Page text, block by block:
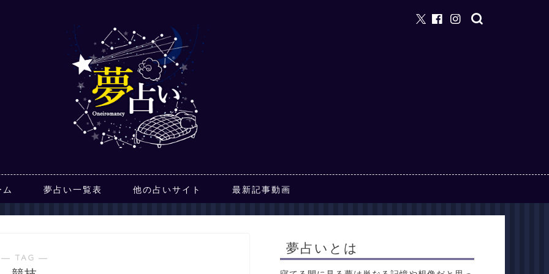
ム 夢占い一覧表 他の占いサイト 最新記事動画
― TAG ―
夢占いとは